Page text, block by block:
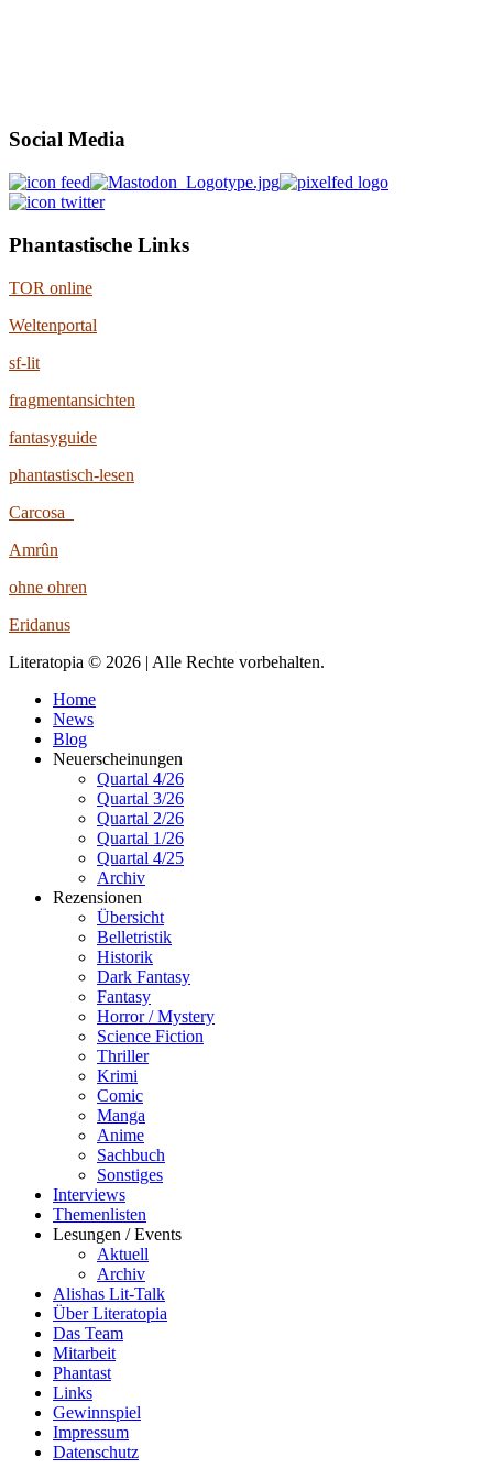
Social Media
Phantastische Links
TOR online
Weltenportal
sf-lit
fragmentansichten
fantasyguide
phantastisch-lesen
Carcosa
Amrûn
ohne ohren
Eridanus
Literatopia © 2026 | Alle Rechte vorbehalten.
Home
News
Blog
Neuerscheinungen
Quartal 4/26
Quartal 3/26
Quartal 2/26
Quartal 1/26
Quartal 4/25
Archiv
Rezensionen
Übersicht
Belletristik
Historik
Dark Fantasy
Fantasy
Horror / Mystery
Science Fiction
Thriller
Krimi
Comic
Manga
Anime
Sachbuch
Sonstiges
Interviews
Themenlisten
Lesungen / Events
Aktuell
Archiv
Alishas Lit-Talk
Über Literatopia
Das Team
Mitarbeit
Phantast
Links
Gewinnspiel
Impressum
Datenschutz